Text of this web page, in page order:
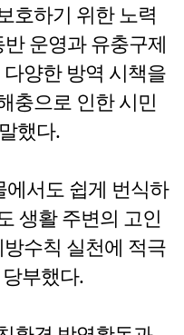
호하기 위한 노력
운영과 유충구제
양한 방역 시책을
충으로 인한 시민
했다.
서도 쉽게 번식하
생활 주변의 고인
수칙 실천에 적극
부했다.